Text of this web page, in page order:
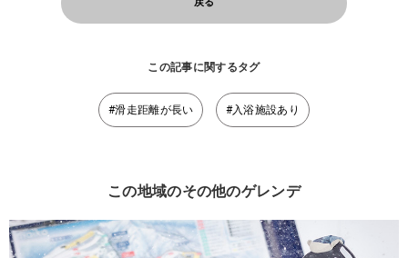
戻る
この記事に関するタグ
#滑走距離が長い #入浴施設あり
この地域のその他のゲレンデ